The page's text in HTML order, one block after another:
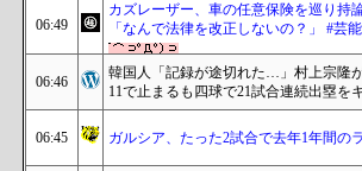
06:49
カズレーザー、車の任意保険を巡り持
「なんで法律を改正しないの？」 #芸能
06:46
韓国人「記録が途切れた…」村上宗隆
11で止まるも四球で21試合連続出塁を
06:45 ガルシア、たった2試合で去年1年間の